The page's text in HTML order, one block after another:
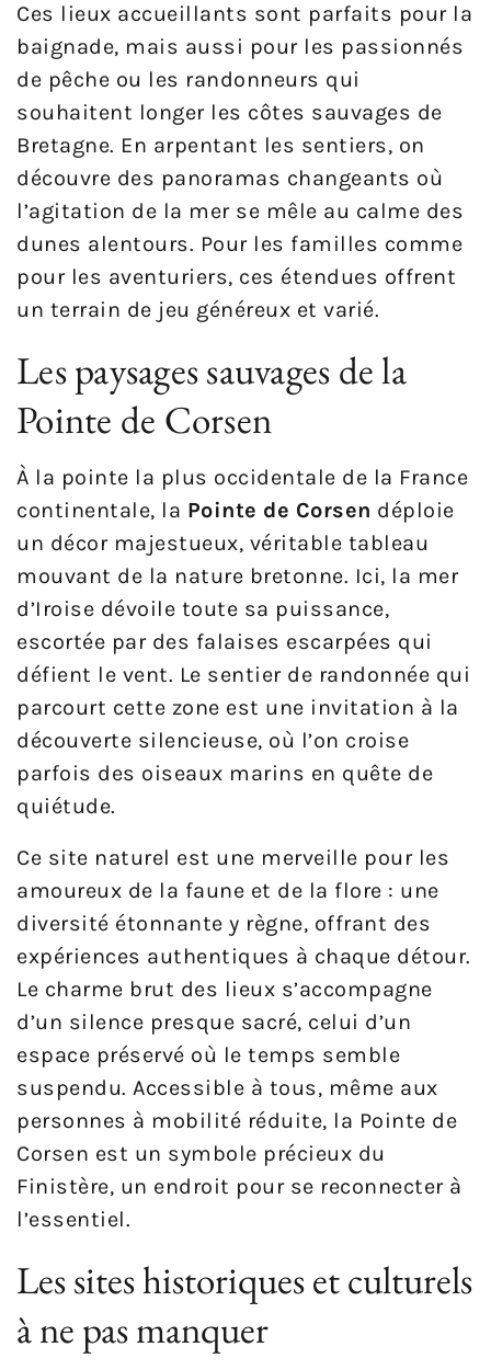
Ces lieux accueillants sont parfaits pour la
baignade, mais aussi pour les passionnés
de pêche ou les randonneurs qui
souhaitent longer les côtes sauvages de
Bretagne. En arpentant les sentiers, on
découvre des panoramas changeants où
l’agitation de la mer se mêle au calme des
dunes alentours. Pour les familles comme
pour les aventuriers, ces étendues offrent
un terrain de jeu généreux et varié.
Les paysages sauvages de la
Pointe de Corsen
À la pointe la plus occidentale de la France
continentale, la Pointe de Corsen déploie
un décor majestueux, véritable tableau
mouvant de la nature bretonne. Ici, la mer
d’Iroise dévoile toute sa puissance,
escortée par des falaises escarpées qui
défient le vent. Le sentier de randonnée qui
parcourt cette zone est une invitation à la
découverte silencieuse, où l’on croise
parfois des oiseaux marins en quête de
quiétude.
Ce site naturel est une merveille pour les
amoureux de la faune et de la flore : une
diversité étonnante y règne, offrant des
expériences authentiques à chaque détour.
Le charme brut des lieux s’accompagne
d’un silence presque sacré, celui d’un
espace préservé où le temps semble
suspendu. Accessible à tous, même aux
personnes à mobilité réduite, la Pointe de
Corsen est un symbole précieux du
Finistère, un endroit pour se reconnecter à
l’essentiel.
Les sites historiques et culturels
à ne pas manquer